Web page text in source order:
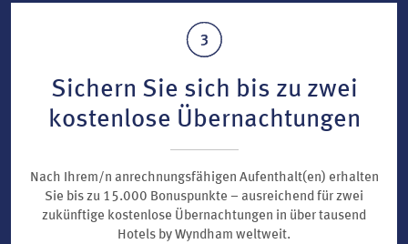
Sichern Sie sich bis zu zwei
kostenlose Übernachtungen
Nach Ihrem/n anrechnungsfähigen Aufenthalt(en) erhalten
Sie bis zu 15.000 Bonuspunkte – ausreichend für zwei
zukünftige kostenlose Übernachtungen in über tausend
Hotels by Wyndham weltweit.